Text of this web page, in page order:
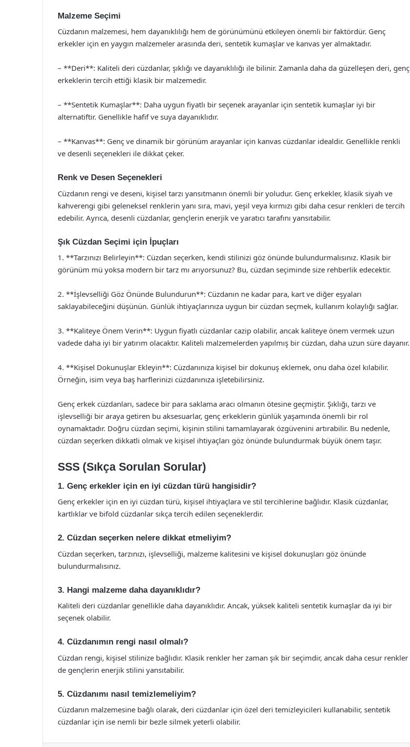
Malzeme Seçimi
Cüzdanın malzemesi, hem dayanıklılığı hem de görünümünü etkileyen önemli bir faktördür. Genç
erkekler için en yaygın malzemeler arasında deri, sentetik kumaşlar ve kanvas yer almaktadır.
– **Deri**: Kaliteli deri cüzdanlar, şıklığı ve dayanıklılığı ile bilinir. Zamanla daha da güzelleşen deri, genç
erkeklerin tercih ettiği klasik bir malzemedir.
– **Sentetik Kumaşlar**: Daha uygun fiyatlı bir seçenek arayanlar için sentetik kumaşlar iyi bir
alternatiftir. Genellikle hafif ve suya dayanıklıdır.
– **Kanvas**: Genç ve dinamik bir görünüm arayanlar için kanvas cüzdanlar idealdir. Genellikle renkli
ve desenli seçenekleri ile dikkat çeker.
Renk ve Desen Seçenekleri
Cüzdanın rengi ve deseni, kişisel tarzı yansıtmanın önemli bir yoludur. Genç erkekler, klasik siyah ve
kahverengi gibi geleneksel renklerin yanı sıra, mavi, yeşil veya kırmızı gibi daha cesur renkleri de tercih
edebilir. Ayrıca, desenli cüzdanlar, gençlerin enerjik ve yaratıcı tarafını yansıtabilir.
Şık Cüzdan Seçimi için İpuçları
1. **Tarzınızı Belirleyin**: Cüzdan seçerken, kendi stilinizi göz önünde bulundurmalısınız. Klasik bir
görünüm mü yoksa modern bir tarz mı arıyorsunuz? Bu, cüzdan seçiminde size rehberlik edecektir.
2. **İşlevselliği Göz Önünde Bulundurun**: Cüzdanın ne kadar para, kart ve diğer eşyaları
saklayabileceğini düşünün. Günlük ihtiyaçlarınıza uygun bir cüzdan seçmek, kullanım kolaylığı sağlar.
3. **Kaliteye Önem Verin**: Uygun fiyatlı cüzdanlar cazip olabilir, ancak kaliteye önem vermek uzun
vadede daha iyi bir yatırım olacaktır. Kaliteli malzemelerden yapılmış bir cüzdan, daha uzun süre dayanır.
4. **Kişisel Dokunuşlar Ekleyin**: Cüzdanınıza kişisel bir dokunuş eklemek, onu daha özel kılabilir.
Örneğin, isim veya baş harflerinizi cüzdanınıza işletebilirsiniz.
Genç erkek cüzdanları, sadece bir para saklama aracı olmanın ötesine geçmiştir. Şıklığı, tarzı ve
işlevselliği bir araya getiren bu aksesuarlar, genç erkeklerin günlük yaşamında önemli bir rol
oynamaktadır. Doğru cüzdan seçimi, kişinin stilini tamamlayarak özgüvenini artırabilir. Bu nedenle,
cüzdan seçerken dikkatli olmak ve kişisel ihtiyaçları göz önünde bulundurmak büyük önem taşır.
SSS (Sıkça Sorulan Sorular)
1. Genç erkekler için en iyi cüzdan türü hangisidir?
Genç erkekler için en iyi cüzdan türü, kişisel ihtiyaçlara ve stil tercihlerine bağlıdır. Klasik cüzdanlar,
kartlıklar ve bifold cüzdanlar sıkça tercih edilen seçeneklerdir.
2. Cüzdan seçerken nelere dikkat etmeliyim?
Cüzdan seçerken, tarzınızı, işlevselliği, malzeme kalitesini ve kişisel dokunuşları göz önünde
bulundurmalısınız.
3. Hangi malzeme daha dayanıklıdır?
Kaliteli deri cüzdanlar genellikle daha dayanıklıdır. Ancak, yüksek kaliteli sentetik kumaşlar da iyi bir
seçenek olabilir.
4. Cüzdanımın rengi nasıl olmalı?
Cüzdan rengi, kişisel stilinize bağlıdır. Klasik renkler her zaman şık bir seçimdir, ancak daha cesur renkler
de gençlerin enerjik stilini yansıtabilir.
5. Cüzdanımı nasıl temizlemeliyim?
Cüzdanın malzemesine bağlı olarak, deri cüzdanlar için özel deri temizleyicileri kullanabilir, sentetik
cüzdanlar için ise nemli bir bezle silmek yeterli olabilir.